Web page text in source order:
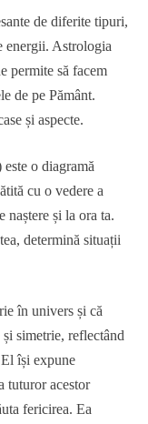
de diferite tipuri,
energii. Astrologia
permite să facem
de pe Pământ.
și aspecte.
o diagramă
cu o vedere a
naștere și la ora ta.
determină situații
în univers și că
simetrie, reflectând
își expune
tuturor acestor
fericirea. Ea